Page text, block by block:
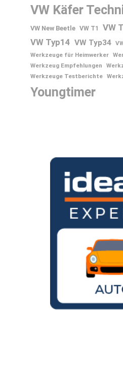
VW Käfer
VW New Beetle VW T1 VW
VW Typ14 VW Typ34
Werkzeuge für Heimwerker
Werkzeug Empfehlungen
Werkzeuge Testberichte
Youngtimer